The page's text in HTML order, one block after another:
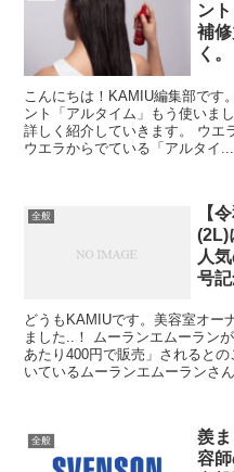
ン
補
く。
こんにちは！KAMIU編集部です
ント「アルタイム」もう使いま
詳しく紹介していきます。 ウエ
ウエラからでている「アルタイ...
全般
【
(2L)
人
号記
どうもKAMIUです。美容室オー
ました..！ ムーランエムーラン
あたり400円で販売」されると
いているムーランエムーランさ
全般
羨
容